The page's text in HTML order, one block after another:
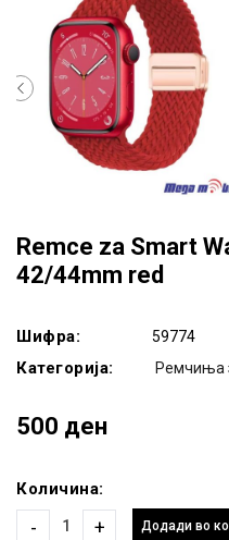
Remce za Smart
42/44mm red
Шифра: 59774
Категорија: Ремчиња
500 ден
Количина:
- + Додади во